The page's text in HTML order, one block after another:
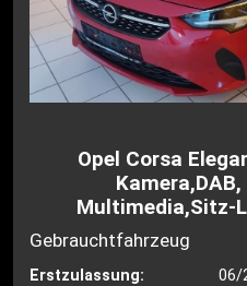
Opel Corsa
Kamera,DAB,
Multimedia,Sitz-
Gebrauchtfahrzeug
Erstzulassung:
06/